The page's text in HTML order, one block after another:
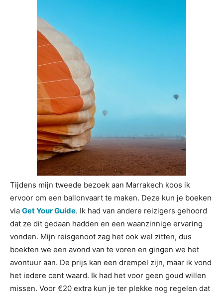
Tijdens mijn tweede bezoek aan Marrakech koos ik
ervoor om een ballonvaart te maken. Deze kun je boeken
via Get Your Guide. Ik had van andere reizigers gehoord
dat ze dit gedaan hadden en een waanzinnige ervaring
vonden. Mijn reisgenoot zag het ook wel zitten, dus
boekten we een avond van te voren en gingen we het
avontuur aan. De prijs kan een drempel zijn, maar ik vond
het iedere cent waard. Ik had het voor geen goud willen
missen. Voor €20 extra kun je ter plekke nog regelen dat